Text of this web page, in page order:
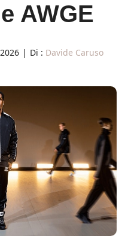
AWGE
| Di : Davide Caruso